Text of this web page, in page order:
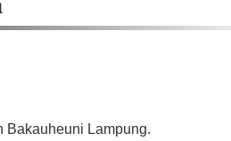
Bakauheuni Lampung.